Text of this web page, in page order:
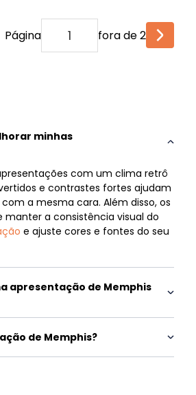
Página fora de 2
minhas
com um clima retrô
e contrastes fortes ajudam
a mesma cara. Além disso, os
a consistência visual do
e ajuste cores e fontes do seu
apresentação de Memphis
de Memphis?